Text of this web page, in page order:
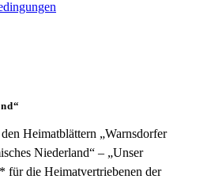
Heimatblättern „Warnsdorfer
Niederland“ – „Unser
für die Heimatvertriebenen der